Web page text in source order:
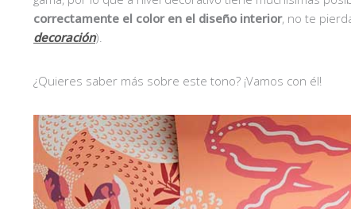
correctamente el color en el diseño interior, no te
decoración).
¿Quieres saber más sobre este tono? ¡Vamos con él!